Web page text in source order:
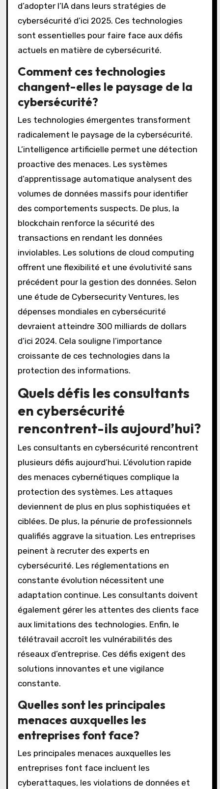
d’adopter l’IA dans leurs stratégies de
cybersécurité d’ici 2025. Ces technologies
sont essentielles pour faire face aux défis
actuels en matière de cybersécurité.
Comment ces technologies
changent-elles le paysage de la
cybersécurité?
Les technologies émergentes transforment
radicalement le paysage de la cybersécurité.
L’intelligence artificielle permet une détection
proactive des menaces. Les systèmes
d’apprentissage automatique analysent des
volumes de données massifs pour identifier
des comportements suspects. De plus, la
blockchain renforce la sécurité des
transactions en rendant les données
inviolables. Les solutions de cloud computing
offrent une flexibilité et une évolutivité sans
précédent pour la gestion des données. Selon
une étude de Cybersecurity Ventures, les
dépenses mondiales en cybersécurité
devraient atteindre 300 milliards de dollars
d’ici 2024. Cela souligne l’importance
croissante de ces technologies dans la
protection des informations.
Quels défis les consultants
en cybersécurité
rencontrent-ils aujourd’hui?
Les consultants en cybersécurité rencontrent
plusieurs défis aujourd’hui. L’évolution rapide
des menaces cybernétiques complique la
protection des systèmes. Les attaques
deviennent de plus en plus sophistiquées et
ciblées. De plus, la pénurie de professionnels
qualifiés aggrave la situation. Les entreprises
peinent à recruter des experts en
cybersécurité. Les réglementations en
constante évolution nécessitent une
adaptation continue. Les consultants doivent
également gérer les attentes des clients face
aux limitations des technologies. Enfin, le
télétravail accroît les vulnérabilités des
réseaux d’entreprise. Ces défis exigent des
solutions innovantes et une vigilance
constante.
Quelles sont les principales
menaces auxquelles les
entreprises font face?
Les principales menaces auxquelles les
entreprises font face incluent les
cyberattaques, les violations de données et